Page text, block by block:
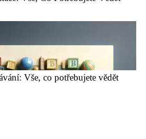
Vše, co potřebujete vědět